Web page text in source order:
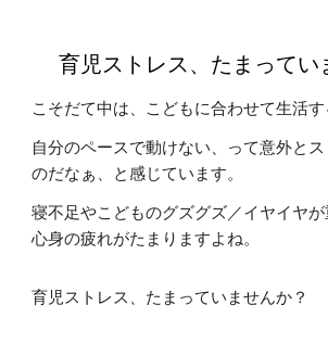
育児ストレス、たまってい
こそだて中は、こどもに合わせて生活す
自分のペースで動けない、って意外と
のだなぁ、と感じています。
寝不足やこどものグズグズ／イヤイヤ
心身の疲れがたまりますよね。
育児ストレス、たまっていませんか？